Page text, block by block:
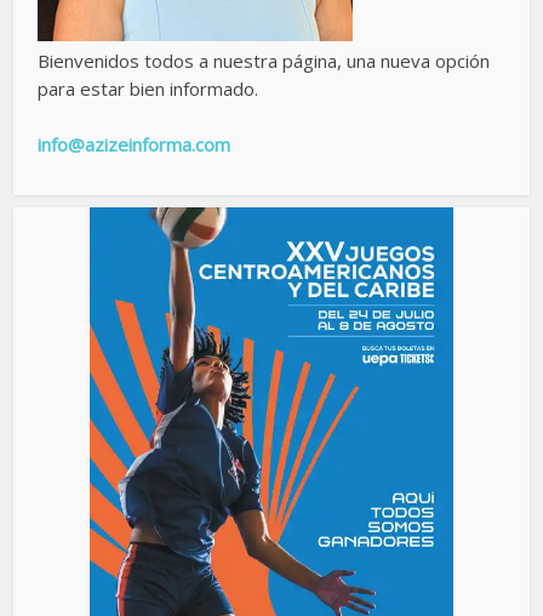
Bienvenidos todos a nuestra página, una nueva opción
para estar bien informado.
info@azizeinforma.com